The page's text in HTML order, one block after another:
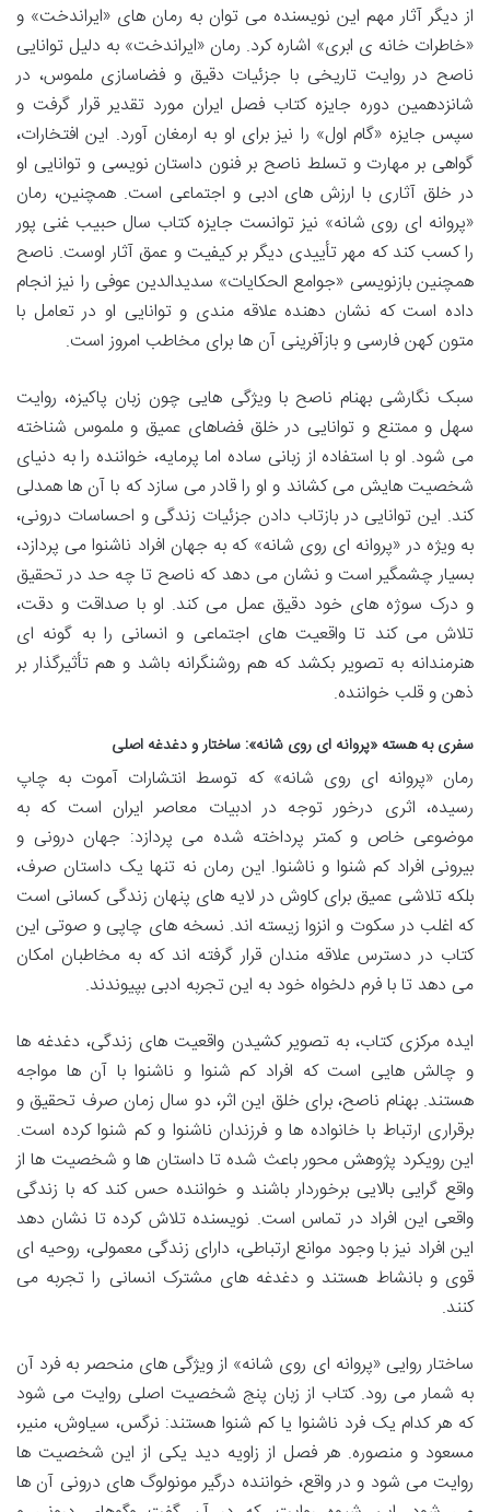
از دیگر آثار مهم این نویسنده می توان به رمان های «ایراندخت» و
«خاطرات خانه ی ابری» اشاره کرد. رمان «ایراندخت» به دلیل توانایی
ناصح در روایت تاریخی با جزئیات دقیق و فضاسازی ملموس، در
شانزدهمین دوره جایزه کتاب فصل ایران مورد تقدیر قرار گرفت و
سپس جایزه «گام اول» را نیز برای او به ارمغان آورد. این افتخارات،
گواهی بر مهارت و تسلط ناصح بر فنون داستان نویسی و توانایی او
در خلق آثاری با ارزش های ادبی و اجتماعی است. همچنین، رمان
«پروانه ای روی شانه» نیز توانست جایزه کتاب سال حبیب غنی پور
را کسب کند که مهر تأییدی دیگر بر کیفیت و عمق آثار اوست. ناصح
همچنین بازنویسی «جوامع الحکایات» سدیدالدین عوفی را نیز انجام
داده است که نشان دهنده علاقه مندی و توانایی او در تعامل با
متون کهن فارسی و بازآفرینی آن ها برای مخاطب امروز است.
سبک نگارشی بهنام ناصح با ویژگی هایی چون زبان پاکیزه، روایت
سهل و ممتنع و توانایی در خلق فضاهای عمیق و ملموس شناخته
می شود. او با استفاده از زبانی ساده اما پرمایه، خواننده را به دنیای
شخصیت هایش می کشاند و او را قادر می سازد که با آن ها همدلی
کند. این توانایی در بازتاب دادن جزئیات زندگی و احساسات درونی،
به ویژه در «پروانه ای روی شانه» که به جهان افراد ناشنوا می پردازد،
بسیار چشمگیر است و نشان می دهد که ناصح تا چه حد در تحقیق
و درک سوژه های خود دقیق عمل می کند. او با صداقت و دقت،
تلاش می کند تا واقعیت های اجتماعی و انسانی را به گونه ای
هنرمندانه به تصویر بکشد که هم روشنگرانه باشد و هم تأثیرگذار بر
ذهن و قلب خواننده.
سفری به هسته «پروانه ای روی شانه»: ساختار و دغدغه اصلی
رمان «پروانه ای روی شانه» که توسط انتشارات آموت به چاپ
رسیده، اثری درخور توجه در ادبیات معاصر ایران است که به
موضوعی خاص و کمتر پرداخته شده می پردازد: جهان درونی و
بیرونی افراد کم شنوا و ناشنوا. این رمان نه تنها یک داستان صرف،
بلکه تلاشی عمیق برای کاوش در لایه های پنهان زندگی کسانی است
که اغلب در سکوت و انزوا زیسته اند. نسخه های چاپی و صوتی این
کتاب در دسترس علاقه مندان قرار گرفته اند که به مخاطبان امکان
می دهد تا با فرم دلخواه خود به این تجربه ادبی بپیوندند.
ایده مرکزی کتاب، به تصویر کشیدن واقعیت های زندگی، دغدغه ها
و چالش هایی است که افراد کم شنوا و ناشنوا با آن ها مواجه
هستند. بهنام ناصح، برای خلق این اثر، دو سال زمان صرف تحقیق و
برقراری ارتباط با خانواده ها و فرزندان ناشنوا و کم شنوا کرده است.
این رویکرد پژوهش محور باعث شده تا داستان ها و شخصیت ها از
واقع گرایی بالایی برخوردار باشند و خواننده حس کند که با زندگی
واقعی این افراد در تماس است. نویسنده تلاش کرده تا نشان دهد
این افراد نیز با وجود موانع ارتباطی، دارای زندگی معمولی، روحیه ای
قوی و بانشاط هستند و دغدغه های مشترک انسانی را تجربه می
کنند.
ساختار روایی «پروانه ای روی شانه» از ویژگی های منحصر به فرد آن
به شمار می رود. کتاب از زبان پنج شخصیت اصلی روایت می شود
که هر کدام یک فرد ناشنوا یا کم شنوا هستند: نرگس، سیاوش، منیر،
مسعود و منصوره. هر فصل از زاویه دید یکی از این شخصیت ها
روایت می شود و در واقع، خواننده درگیر مونولوگ های درونی آن ها